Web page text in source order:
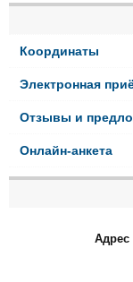
Координаты
Электронная
Отзывы и
Онлайн-анкета
Адрес